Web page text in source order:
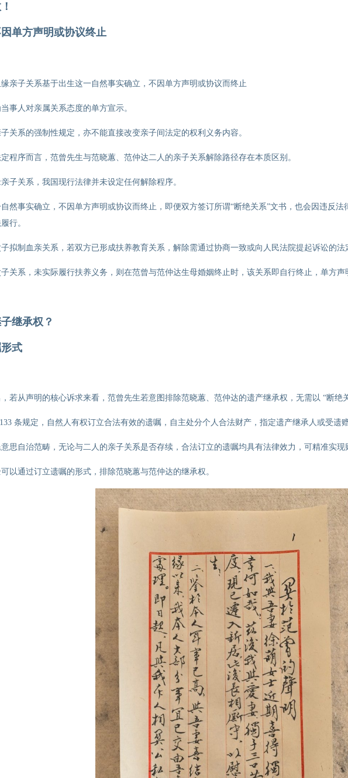
单方声明或协议终止
亲子关系基于出生这一自然事实确立，不因单方声明或协议而终止
事人对亲属关系态度的单方宣示。
关系的强制性规定，亦不能直接改变亲子间法定的权利义务内容。
程序而言，范曾先生与范晓蕙、范仲达二人的亲子关系解除路径存在本质区别。
子关系，我国现行法律并未设定任何解除程序。
然事实确立，不因单方声明或协议而终止，即便双方签订所谓“断绝关系”文书，也会因违反
行。
拟制血亲关系，若双方已形成扶养教育关系，解除需通过协商一致或向人民法院提起诉讼的法
关系，未实际履行扶养义务，则在范曾与范仲达生母婚姻终止时，该关系即自行终止，单方
继承权？
式
若从声明的核心诉求来看，范曾先生若意图排除范晓蕙、范仲达的遗产继承权，无需以 “断绝
条规定，自然人有权订立合法有效的遗嘱，自主处分个人合法财产，指定遗产继承人或受遗
思自治范畴，无论与二人的亲子关系是否存续，合法订立的遗嘱均具有法律效力，可精准实
以通过订立遗嘱的形式，排除范晓蕙与范仲达的继承权。